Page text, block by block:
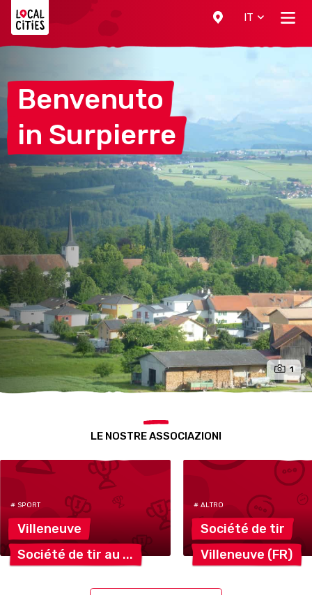
IT
Benvenuto
in Surpierre
1
LE NOSTRE ASSOCIAZIONI
# SPORT
Villeneuve
Société de tir au
# ALTRO
Société de tir
Villeneuve (FR)